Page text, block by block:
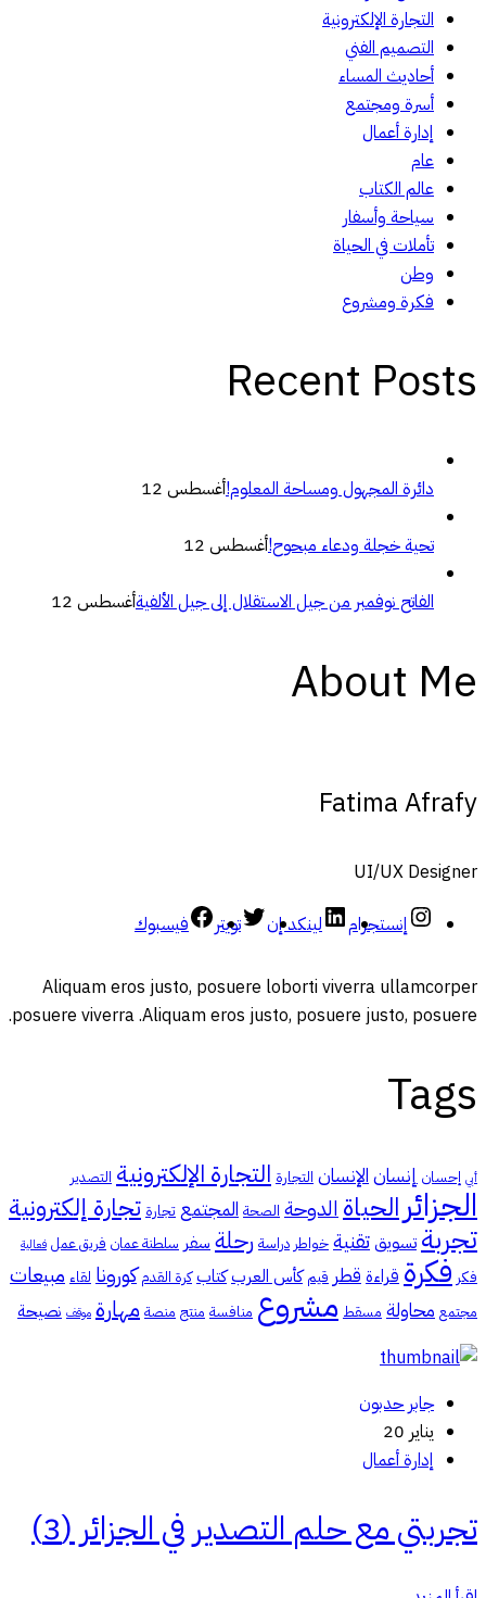
التجارة الإلكترونية
التصميم الفني
أحاديث المساء
أسرة ومجتمع
إدارة أعمال
عام
عالم الكتاب
سياحة وأسفار
تأملات في الحياة
وطن
فكرة ومشروع
Recent Posts
دائرة المجهول ومساحة المعلوم!أغسطس 12
تحية خجلة ودعاء مبحوح!أغسطس 12
الفاتح نوفمبر من جيل الاستقلال إلى جيل الألفيةأغسطس 12
About Me
Fatima Afrafy
UI/UX Designer
إنستجرام
لينكد إن تويتر فيسبوك
Aliquam eros justo, posuere loborti viverra ullamcorper
posuere viverra .Aliquam eros justo, posuere justo, posuere.
Tags
أبي إحسان إنسانالإنسان التجارة التجارة الإلكترونية التصدير
الجزائر الحياةالدوحة الصحة المجتمع تجارة تجارة إلكترونية
تجربة تسويقتقنية خواطر دراسة رحلة سفر سلطنة عمان فريق عمل فعالية
فكر فكرة قراءة قطر قيم كأس العرب كتاب كرة القدم كورونا لقاء مبيعات
مجتمع محاولة مسقط مشروع منافسة منتج منصة مهارة موقف نصيحة
جابر حدبون
يناير 20
إدارة أعمال
تجربتي مع حلم التصدير في الجزائر (3)